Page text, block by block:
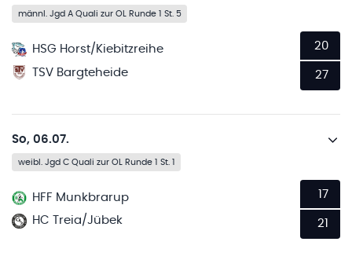
männl. Jgd A Quali zur OL Runde 1 St. 5
HSG Horst/Kiebitzreihe
TSV Bargteheide
20
27
So, 06.07.
weibl. Jgd C Quali zur OL Runde 1 St. 1
HFF Munkbrarup
HC Treia/Jübek
17
21